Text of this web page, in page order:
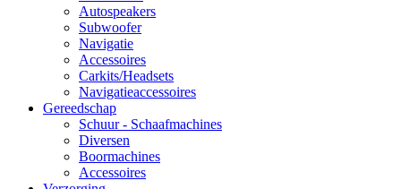
Autospeakers
Subwoofer
Navigatie
Accessoires
Carkits/Headsets
Navigatieaccessoires
Gereedschap
Schuur - Schaafmachines
Diversen
Boormachines
Accessoires